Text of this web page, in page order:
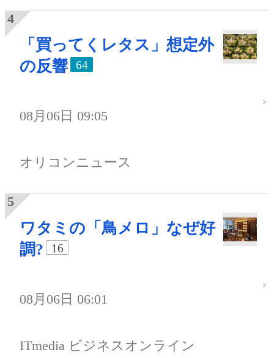
「買ってくレタス」想定外
の反響
64
08月06日 09:05
オリコンニュース
ワタミの「鳥メロ」なぜ好
調?
16
08月06日 06:01
ITmedia ビジネスオンライン